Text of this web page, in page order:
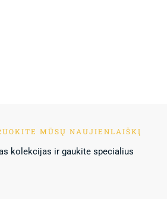
MŪSŲ NAUJIENLAIŠKĮ
kolekcijas ir gaukite specialius